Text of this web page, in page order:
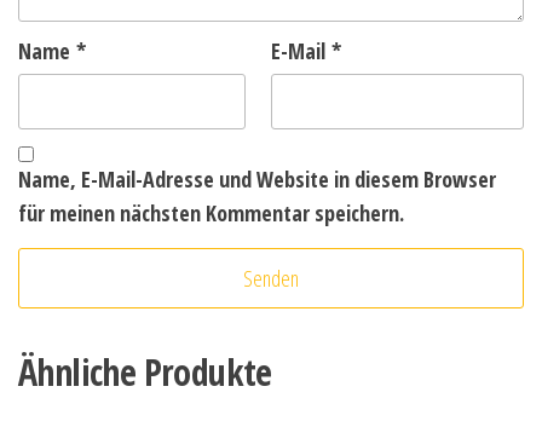
Name * E-Mail *
Name, E-Mail-Adresse und Website in diesem Browser
für meinen nächsten Kommentar speichern.
Ähnliche Produkte